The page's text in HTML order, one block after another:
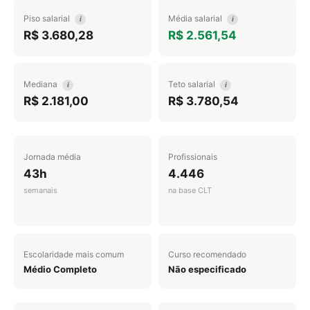
Piso salarial i
R$ 3.680,28
Média salarial i
R$ 2.561,54
Mediana i
R$ 2.181,00
Teto salarial i
R$ 3.780,54
Jornada média
43h
semanais
Profissionais
4.446
na base CLT
Escolaridade mais comum
Médio Completo
Curso recomendado
Não especificado